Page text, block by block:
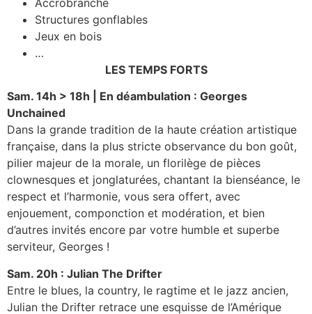
Accrobranche
Structures gonflables
Jeux en bois
…
LES TEMPS FORTS
Sam. 14h > 18h | En déambulation : Georges
Unchained
Dans la grande tradition de la haute création artistique
française, dans la plus stricte observance du bon goût,
pilier majeur de la morale, un florilège de pièces
clownesques et jonglaturées, chantant la bienséance, le
respect et l’harmonie, vous sera offert, avec
enjouement, componction et modération, et bien
d’autres invités encore par votre humble et superbe
serviteur, Georges !
Sam. 20h : Julian The Drifter
Entre le blues, la country, le ragtime et le jazz ancien,
Julian the Drifter retrace une esquisse de l’Amérique